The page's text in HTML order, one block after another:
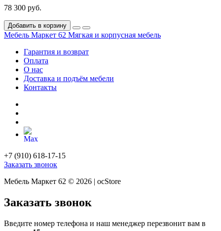
78 300 руб.
Добавить в корзину
Мебель Маркет 62 Мягкая и корпусная мебель
Гарантия и возврат
Оплата
О нас
Доставка и подъём мебели
Контакты
+7 (910) 618-17-15
Заказать звонок
Мебель Маркет 62 © 2026 | ocStore
Заказать звонок
Введите номер телефона и наш менеджер перезвонит вам в